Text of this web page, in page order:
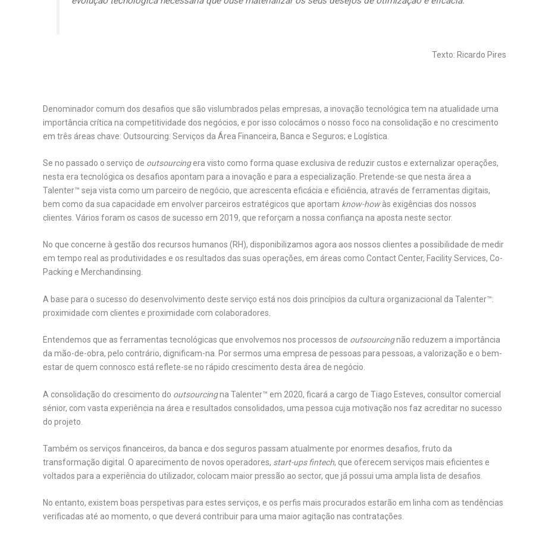
Texto: Ricardo Pires
Denominador comum dos desafios que são vislumbrados pelas empresas, a inovação tecnológica tem na atualidade uma
importância crítica na competitividade dos negócios, e por isso colocámos o nosso foco na consolidação e no crescimento
em três áreas chave: Outsourcing: Serviços da Área Financeira, Banca e Seguros; e Logística.
Se no passado o serviço de outsourcingera visto como forma quase exclusiva de reduzir custos e externalizar operações,
nesta era tecnológica os desafios apontam para a inovação e para a especialização. Pretende-se que nesta área a
Talenter™ seja vista como um parceiro de negócio, que acrescenta eficácia e eficiência, através de ferramentas digitais,
bem como da sua capacidade em envolver parceiros estratégicos que aportam know-howàs exigências dos nossos
clientes. Vários foram os casos de sucesso em 2019, que reforçam a nossa confiança na aposta neste sector.
No que concerne à gestão dos recursos humanos (RH), disponibilizamos agora aos nossos clientes a possibilidade de medir
em tempo real as produtividades e os resultados das suas operações, em áreas como Contact Center, Facility Services, Co-
Packing e Merchandinsing.
A base para o sucesso do desenvolvimento deste serviço está nos dois princípios da cultura organizacional da Talenter™:
proximidade com clientes e proximidade com colaboradores.
Entendemos que as ferramentas tecnológicas que envolvemos nos processos de outsourcingnão reduzem a importância
da mão-de-obra, pelo contrário, dignificam-na. Por sermos uma empresa de pessoas para pessoas, a valorização e o bem-
estar de quem connosco está reflete-se no rápido crescimento desta área de negócio.
A consolidação do crescimento do outsourcingna Talenter™ em 2020, ficará a cargo de Tiago Esteves, consultor comercial
sénior, com vasta experiência na área e resultados consolidados, uma pessoa cuja motivação nos faz acreditar no sucesso
do projeto.
Também os serviços financeiros, da banca e dos seguros passam atualmente por enormes desafios, fruto da
transformação digital. O aparecimento de novos operadores, start-ups fintech, que oferecem serviços mais eficientes e
voltados para a experiência do utilizador, colocam maior pressão ao sector, que já possui uma ampla lista de desafios.
No entanto, existem boas perspetivas para estes serviços, e os perfis mais procurados estarão em linha com as tendências
verificadas até ao momento, o que deverá contribuir para uma maior agitação nas contratações.